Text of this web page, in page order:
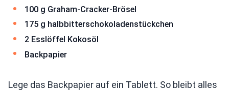
100 g Graham-Cracker-Brösel
175 g halbbitterschokoladenstückchen
2 Esslöffel Kokosöl
Backpapier
Lege das Backpapier auf ein Tablett. So bleibt alles